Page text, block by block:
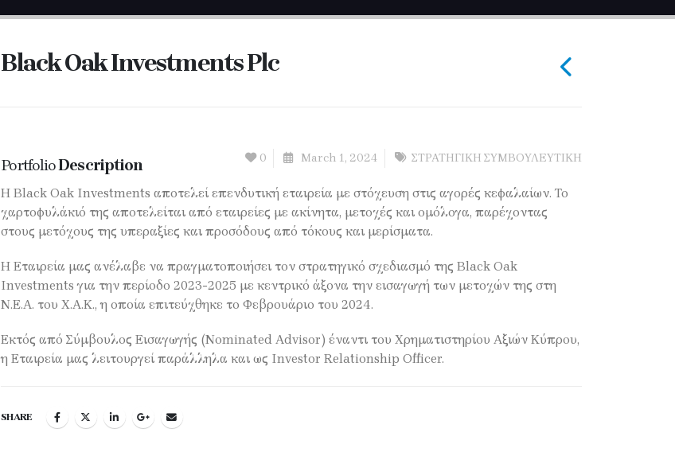
Black Oak Investments Plc
PortfolioDescription 0 March 1, 2024 ΣΤΡΑΤΗΓΙΚΗ ΣΥΜΒΟΥΛΕΥΤΙΚΗ
Η Black Oak Investments αποτελεί επενδυτική εταιρεία με στόχευση στις αγορές κεφαλαίων. Το
χαρτοφυλάκιό της αποτελείται από εταιρείες με ακίνητα, μετοχές και ομόλογα, παρέχοντας
στους μετόχους της υπεραξίες και προσόδους από τόκους και μερίσματα.
Η Εταιρεία μας ανέλαβε να πραγματοποιήσει τον στρατηγικό σχεδιασμό της Black Oak
Investments για την περίοδο 2023-2025 με κεντρικό άξονα την εισαγωγή των μετοχών της στη
Ν.Ε.Α. του Χ.Α.Κ., η οποία επιτεύχθηκε το Φεβρουάριο του 2024.
Εκτός από Σύμβουλος Εισαγωγής (Nominated Advisor) έναντι του Χρηματιστηρίου Αξιών Κύπρου,
η Εταιρεία μας λειτουργεί παράλληλα και ως Investor Relationship Officer.
SHARE